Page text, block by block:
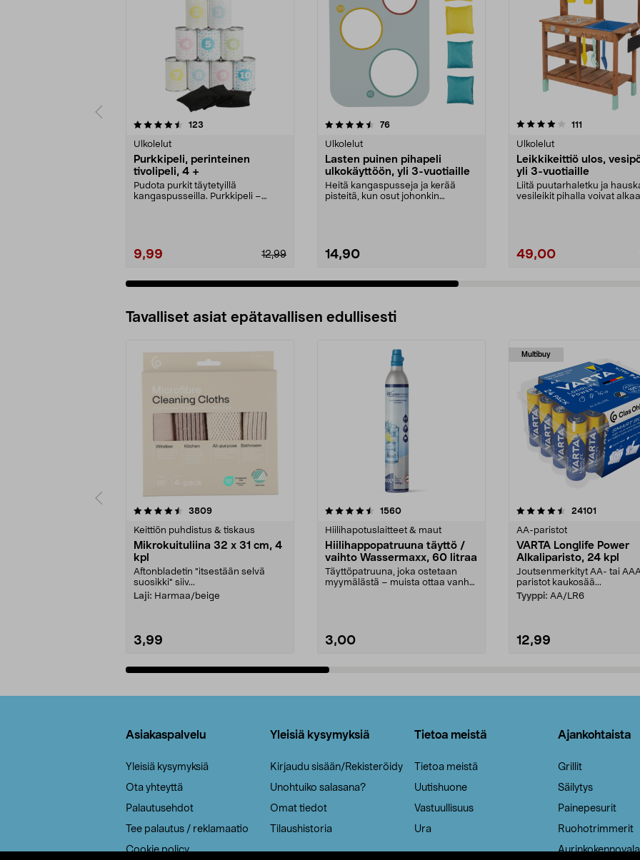
123
Ulkolelut
Purkkipeli, perinteinen
tivolipeli, 4 +
Pudota purkit täytetyillä
kangaspusseilla. Purkkipeli –
9,99 12,99
4.5 viidestä
76arvostelut
Ulkolelut
Lasten puinen pihapeli
ulkokäyttöön, yli 3-vuotiaille
Heitä kangaspusseja ja kerää
pisteitä, kun osut johonkin
14,90
4.0 viidestä
111
Ulkolelut
Leikkikeittiö ulos,
yli 3-vuotiaille
Liitä puutarhaletku ja
vesileikit pihalla voivat
49,00
4.0 viidestä
Tavalliset asiat epätavallisen edullisesti
3809arvostelut
Keittiön puhdistus & tiskaus
Mikrokuituliina 32 x 31 cm, 4
kpl
Aftonbladetin "itsestään selvä
suosikki" siiv...
Laji: Harmaa/beige
3,99
4.5viidestä
1560arvostelut
Hiilihapotuslaitteet & maut
Hiilihappopatruuna täyttö /
vaihto Wassermaxx, 60 litraa
Täyttöpatruuna, joka ostetaan
myymälästä – muista ottaa vanha
3,00
Multibuy
4.5viidestä
24101
AA-paristot
VARTA Longlife Power
Alkaliparisto, 24 kpl
Joutsenmerkityt AA- tai
paristot kaukosää...
Tyyppi: AA/LR6
12,99
4.5viidestä
Asiakaspalvelu
Yleisiä kysymyksiä
Ota yhteyttä
Palautusehdot
Tee palautus / reklamaatio
Cookie policy
Yleisiä kysymyksiä
Kirjaudu sisään/Rekisteröidy
Unohtuiko salasana?
Omat tiedot
Tilaushistoria
Tietoa meistä
Tietoa meistä
Uutishuone
Vastuullisuus
Ura
Ajankohtaista
Grillit
Säilytys
Painepesurit
Ruohotrimmerit